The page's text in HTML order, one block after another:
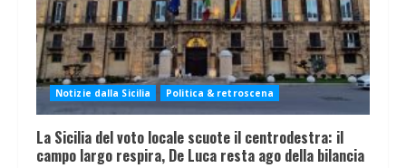
Notizie dalla Sicilia Politica & retroscena
La Sicilia del voto locale scuote il centrodestra: il
campo largo respira, De Luca resta ago della bilancia